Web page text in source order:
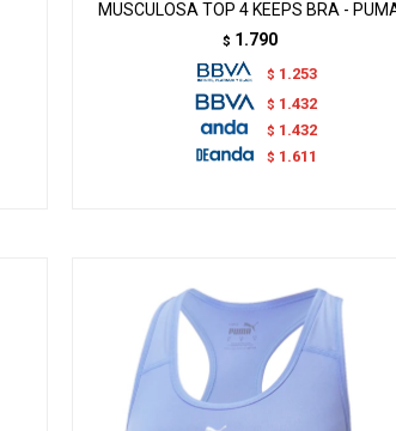
MUSCULOSA TOP 4 KEEPS BRA -
$ 1.790
$ 1.253
$ 1.432
$ 1.432
$ 1.611